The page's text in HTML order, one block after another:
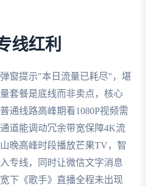
线红利
窗提示"本日流量已耗尽"，堪
套餐是底线而非卖点，核心
通线路高峰期看1080P视频需
道能调动冗余带宽保障4K流
晚高峰时段播放芒果TV，智
专线，同时让微信文字消息
下《歌手》直播全程未出现